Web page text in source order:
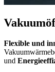
Flexible und
und